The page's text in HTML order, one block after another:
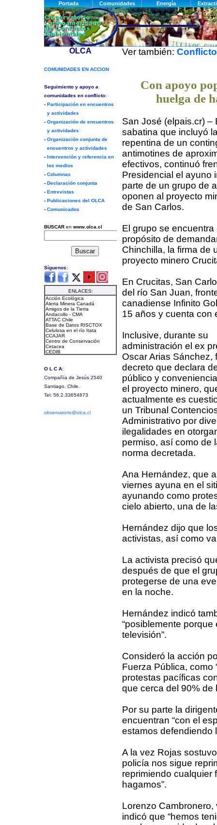
Ver también:
Con apoyo
huelga de
San José (elpais.cr) –
sabatina que incluyó
repentina de un
antimotines de
efectivos, continuó
Presidencial el ayuno
parte de un grupo de
oponen al proyecto
de San Carlos.
El grupo se
propósito de
Chinchilla, la firma de
proyecto minero
En Crucitas, San
del río San Juan,
canadiense Infinito
15 años y cuenta con
Inclusive, durante su
administración el ex
Oscar Arias Sánchez,
decreto que declara
público y
el proyecto minero,
actualmente es
un Tribunal
Administrativo por
ilegalidades en
permiso, así como de
norma decretada.
Ana Hernández, que
viernes ayuna en el
ayunando como
cielo abierto, una de
Hernández dijo que
activistas, así como
La activista precisó
después de que el
protegerse de una
en la noche.
Hernández indicó
“posiblemente
televisión”.
Consideró la acción
Fuerza Pública, como
protestas pacíficas
que cerca del 90% de
Por su parte la
encuentran “con el
estamos defendiendo
A la vez Rojas
policía nos sigue
reprimiendo cualquier
hagamos”.
Lorenzo
indicó que “hemos